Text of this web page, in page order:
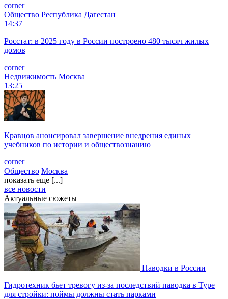
corner
Общество Республика Дагестан
14:37
Росстат: в 2025 году в России построено 480 тысяч жилых
домов
corner
Недвижимость Москва
13:25
Кравцов анонсировал завершение внедрения единых
учебников по истории и обществознанию
corner
Общество Москва
показать еще [...]
все новости
Актуальные сюжеты
Паводки в России
Гидротехник бьет тревогу из-за последствий паводка в Туре
для стройки: поймы должны стать парками